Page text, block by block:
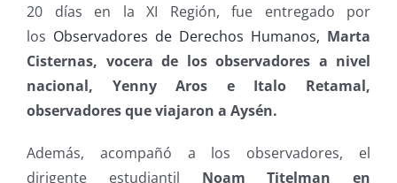
20 días en la XI Región, fue entregado por
los Observadores de Derechos Humanos, Marta
Cisternas, vocera de los observadores a nivel
nacional,
Yenny Aros e Italo Retamal,
observadores que viajaron a Aysén.
Además, acompañó a los observadores, el
dirigente estudiantil Noam Titelman en